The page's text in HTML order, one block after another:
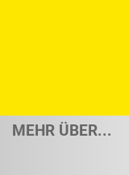
MEHR ÜBER...